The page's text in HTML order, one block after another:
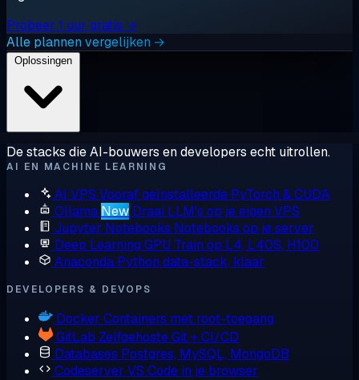
Probeer 1 uur gratis →
Alle plannen vergelijken →
De stacks die AI-bouwers en developers echt uitrollen.
AI EN MACHINE LEARNING
AI VPS Vooraf geïnstalleerde PyTorch & CUDA
Ollama New Draai LLM's op je eigen VPS
Jupyter Notebooks Notebooks op je server
Deep Learning GPU Train op L4, L40S, H100
Anaconda Python data-stack, klaar
DEVELOPERS & DEVOPS
Docker Containers met root-toegang
GitLab Zelfgehoste Git + CI/CD
Databases Postgres, MySQL, MongoDB
Codeserver VS Code in je browser